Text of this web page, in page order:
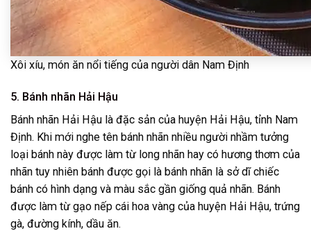
Xôi xíu, món ăn nổi tiếng của người dân Nam Định
5. Bánh nhãn Hải Hậu
Bánh nhãn Hải Hậu là đặc sản của huyện Hải Hậu, tỉnh Nam
Định. Khi mới nghe tên bánh nhãn nhiều người nhầm tưởng
loại bánh này được làm từ long nhãn hay có hương thơm của
nhãn tuy nhiên bánh được gọi là bánh nhãn là sở dĩ chiếc
bánh có hình dạng và màu sắc gần giống quả nhãn. Bánh
được làm từ gạo nếp cái hoa vàng của huyện Hải Hậu, trứng
gà, đường kính, dầu ăn.